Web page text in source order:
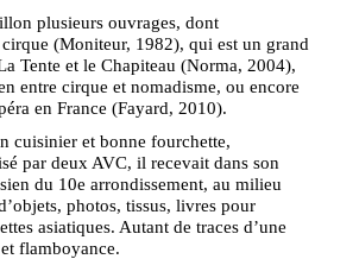
plusieurs ouvrages, dont
(Moniteur, 1982), qui est un grand
Tente et le Chapiteau (Norma, 2004),
entre cirque et nomadisme, ou encore
en France (Fayard, 2010).
cuisinier et bonne fourchette,
par deux AVC, il recevait dans son
du 10e arrondissement, au milieu
photos, tissus, livres pour
asiatiques. Autant de traces d’une
flamboyance.